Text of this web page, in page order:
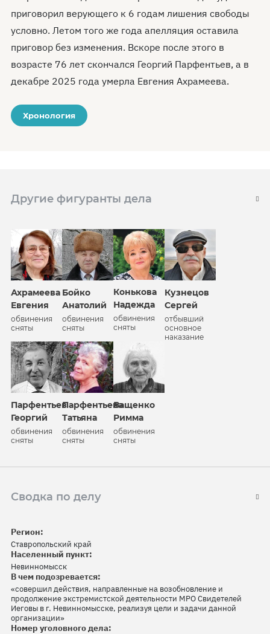
приговорил верующего к 6 годам лишения свободы
условно. Летом того же года апелляция оставила
приговор без изменения. Вскоре после этого в
возрасте 76 лет скончался Георгий Парфентьев, а в
декабре 2025 года умерла Евгения Ахрамеева.
Хронология
Другие фигуранты дела
Ахрамеева
Евгения
обвинения
сняты
Бойко
Анатолий
обвинения
сняты
Конькова
Надежда
обвинения
сняты
Кузнецов
Сергей
отбывший
основное
наказание
Парфентьев
Георгий
обвинения
сняты
Парфентьева
Татьяна
обвинения
сняты
Ващенко
Римма
обвинения
сняты
Сводка по делу
Регион:
Ставропольский край
Населенный пункт:
Невинномысск
В чем подозревается:
«совершил действия, направленные на возобновление и
продолжение экстремистской деятельности МРО Свидетелей
Иеговы в г. Невинномысске, реализуя цели и задачи данной
организации»
Номер уголовного дела: